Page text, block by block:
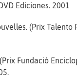
Ediciones. 2001
(Prix Talento
Fundació